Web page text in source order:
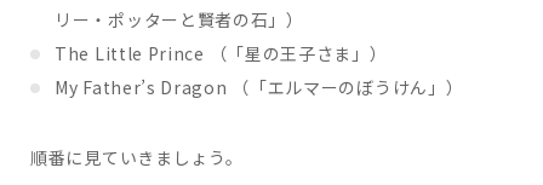
リー・ポッターと賢者の石」）
The Little Prince （「星の王子さま」）
My Father’s Dragon （「エルマーのぼうけん」）
順番に見ていきましょう。